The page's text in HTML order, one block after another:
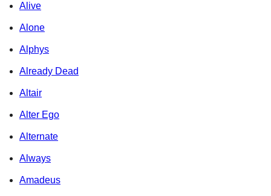
Alive
Alone
Alphys
Already Dead
Altair
Alter Ego
Alternate
Always
Amadeus